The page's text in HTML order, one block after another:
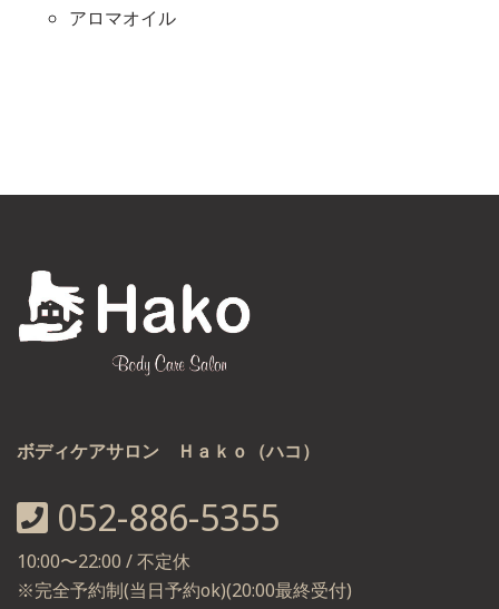
アロマオイル
ボディケアサロン Ｈａｋｏ（ハコ）
052-886-5355
10:00〜22:00 / 不定休
※完全予約制(当日予約ok)(20:00最終受付)